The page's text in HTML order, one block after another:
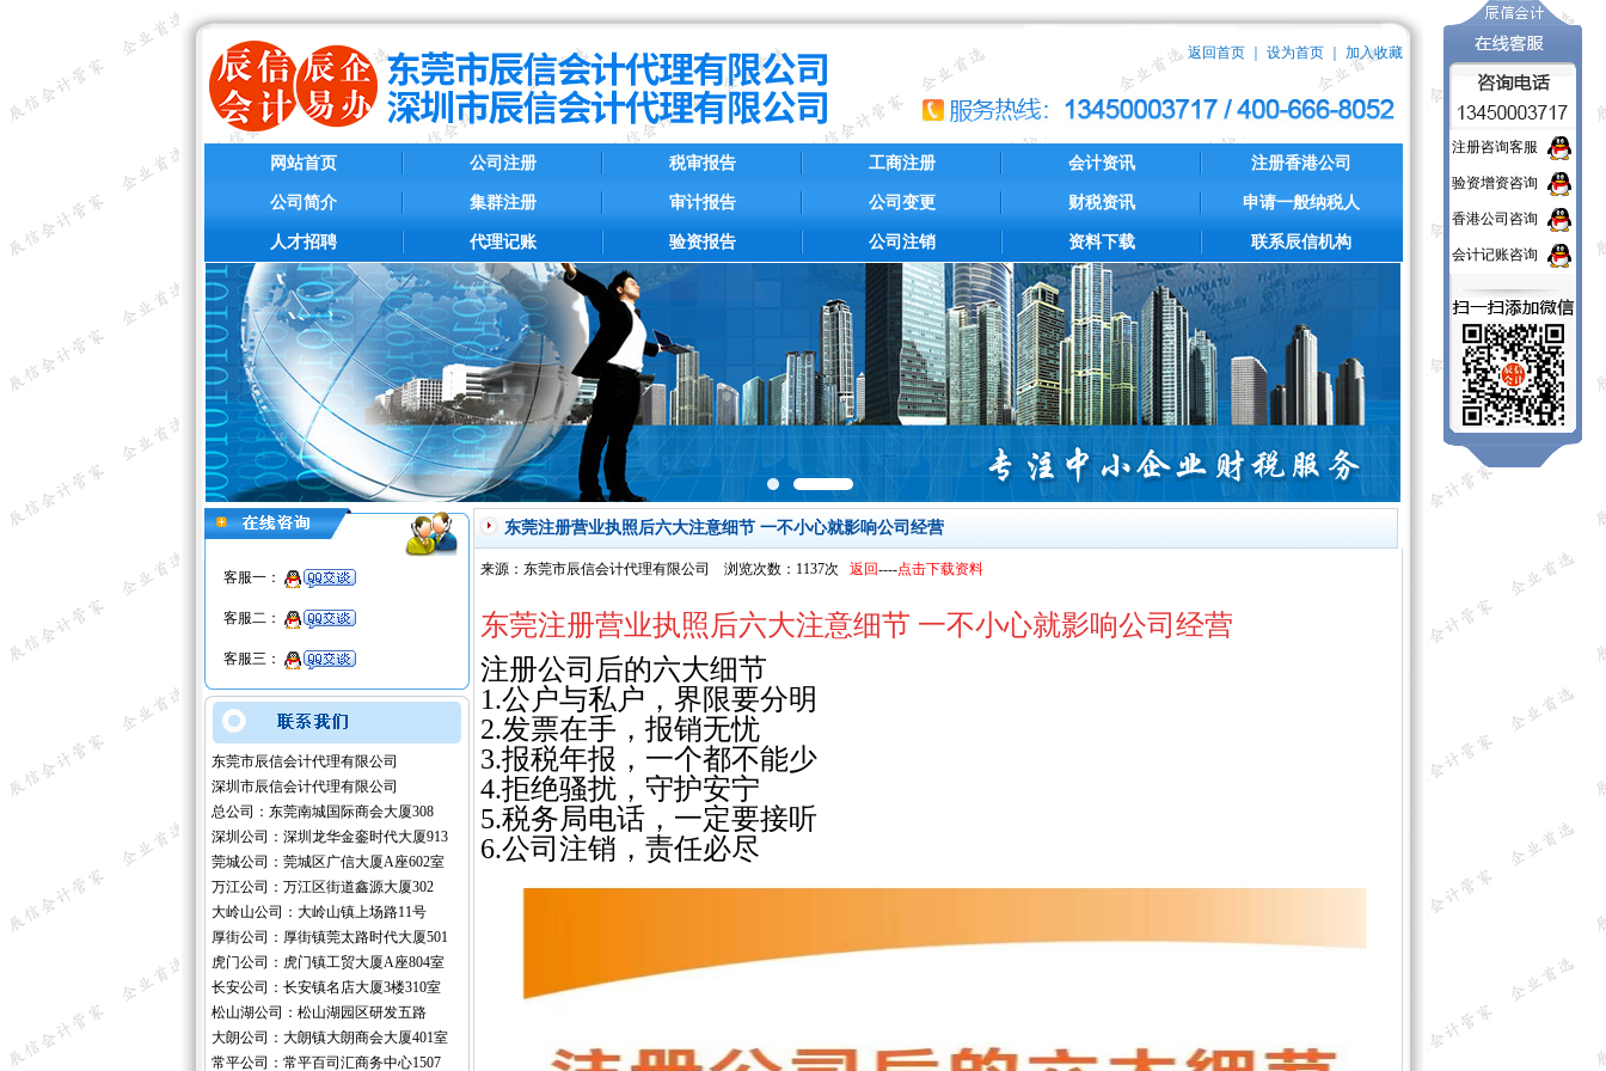
返回首页｜ 设为首页｜ 加入收藏
网站首页
公司简介
人才招聘
公司注册
集群注册
代理记账
税审报告
审计报告
验资报告
工商注册
公司变更
公司注销
会计资讯
财税资讯
资料下载
注册香港公司
申请一般纳税人
联系辰信机构
客服一：
客服二：
客服三：
东莞市辰信会计代理有限公司
深圳市辰信会计代理有限公司
总公司：东莞南城国际商会大厦308
深圳公司：深圳龙华金銮时代大厦913
莞城公司：莞城区广信大厦A座602室
万江公司：万江区街道鑫源大厦302
大岭山公司：大岭山镇上场路11号
厚街公司：厚街镇莞太路时代大厦501
虎门公司：虎门镇工贸大厦A座804室
长安公司：长安镇名店大厦3楼310室
松山湖公司：松山湖园区研发五路
大朗公司：大朗镇大朗商会大厦401室
常平公司：常平百司汇商务中心1507
东莞注册营业执照后六大注意细节 一不小心就影响公司经营
来源：东莞市辰信会计代理有限公司 浏览次数：1137次 返回----点击下载资料
东莞注册营业执照后六大注意细节 一不小心就影响公司经营
注册公司后的六大细节
1.公户与私户，界限要分明
2.发票在手，报销无忧
3.报税年报，一个都不能少
4.拒绝骚扰，守护安宁
5.税务局电话，一定要接听
6.公司注销，责任必尽
注册咨询客服
验资增资咨询
香港公司咨询
会计记账咨询